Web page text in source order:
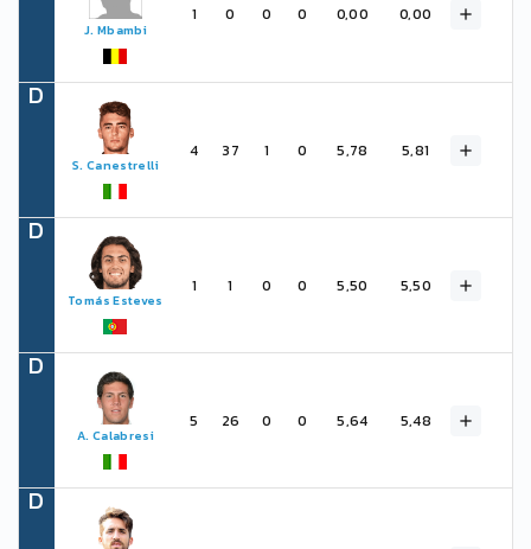
J. Mbambi
1 0 0 0 0,00 0,00
D
S. Canestrelli
4 37 1 0 5,78 5,81
D
Tomás Esteves
1 1 0 0 5,50 5,50
D
A. Calabresi
5 26 0 0 5,64 5,48
D